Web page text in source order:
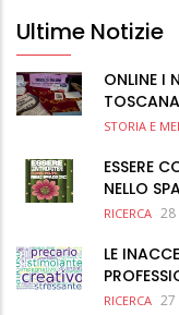
Ultime Notizie
ONLINE I
TOSCANA
STORIA E
ESSERE
NELLO
RICERCA 28
LE
RICERCA 27